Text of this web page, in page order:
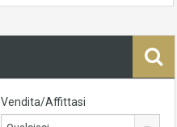
Vendita/Affittasi